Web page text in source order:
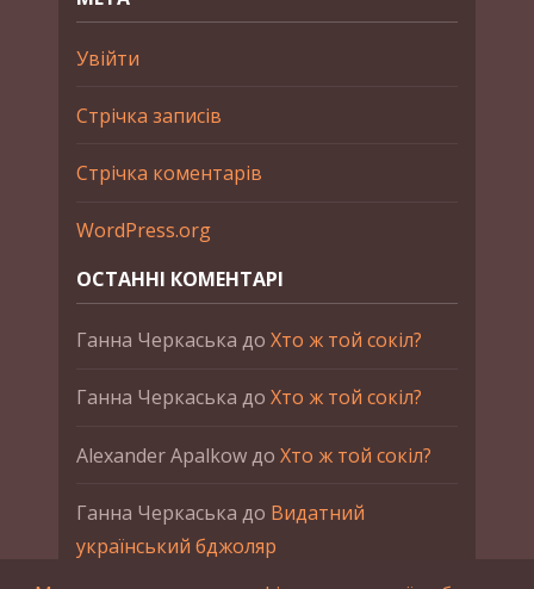
Увійти
Стрічка записів
Стрічка коментарів
WordPress.org
ОСТАННІ КОМЕНТАРІ
Ганна Черкаська до Хто ж той сокіл?
Ганна Черкаська до Хто ж той сокіл?
Alexander Apalkowдо Хто ж той сокіл?
Ганна Черкаська до Видатний
український бджоляр